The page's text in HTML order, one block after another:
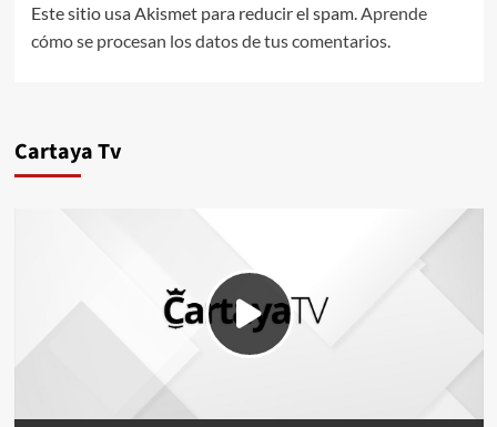
Este sitio usa Akismet para reducir el spam. Aprende
cómo se procesan los datos de tus comentarios.
Cartaya Tv